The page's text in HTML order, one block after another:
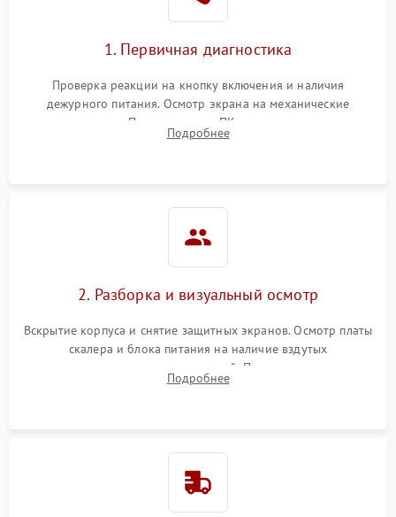
1. Первичная диагностика
Проверка реакции на кнопку включения и наличия
дежурного питания. Осмотр экрана на механические
повреждения. Подключение к ПК для оценки вывода
изображения, работы подсветки и выявления артефактов на
Подробнее
2. Разборка и визуальный осмотр
Вскрытие корпуса и снятие защитных экранов. Осмотр платы
скалера и блока питания на наличие вздутых
конденсаторов, прогаров, окислений. Проверка надежности
контактов и целостности шлейфов матрицы.
Подробнее